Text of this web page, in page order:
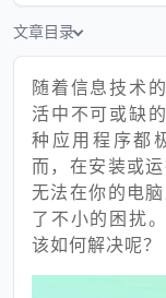
文章目录
随着信息技术
活中不可或缺
种应用程序都
而，在安装或
无法在你的电
了不小的困扰
该如何解决呢？